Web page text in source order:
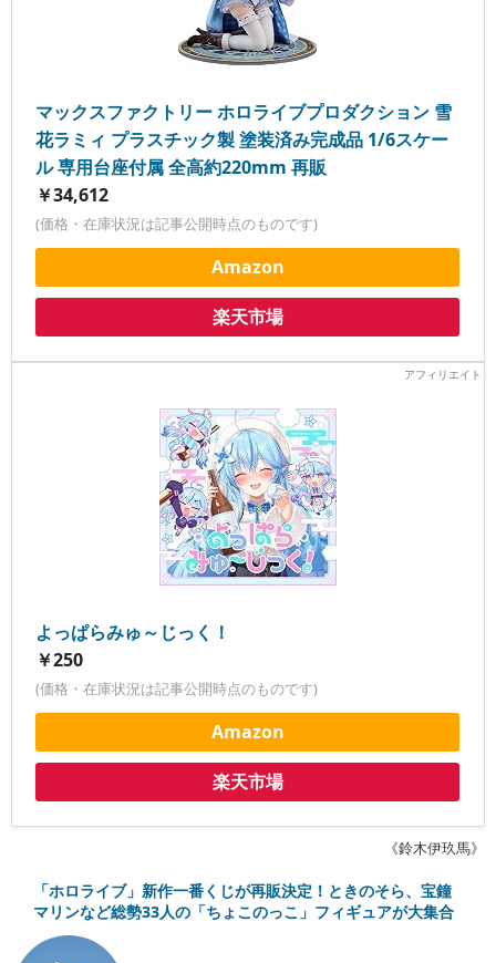
マックスファクトリー ホロライブプロダクション 雪
花ラミィ プラスチック製 塗装済み完成品 1/6スケー
ル 専用台座付属 全高約220mm 再販
￥34,612
(価格・在庫状況は記事公開時点のものです)
Amazon
楽天市場
よっぱらみゅ～じっく！
￥250
(価格・在庫状況は記事公開時点のものです)
Amazon
楽天市場
《鈴木伊玖馬》
「ホロライブ」新作一番くじが再販決定！ときのそら、宝鐘
マリンなど総勢33人の「ちょこのっこ」フィギュアが大集合